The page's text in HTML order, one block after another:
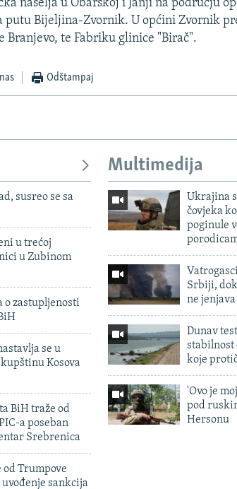
naselja u Obarskoj i Janji na području
putu Bijeljina-Zvornik. U općini Zvornik
Branjevo, te Fabriku glinice "Birač".
Odštampaj
susreo se sa
u trećoj
u Zubinom
o zastupljenosti
se u
Kosova
BiH traže od
a poseban
Srebrenica
Trumpove
sankcija
Multimedija
Ukrajina
čovjeka
poginule
Srbiji,
ne jenjava
Dunav
stabilnost
koje
'Ovo je
pod
Hersonu